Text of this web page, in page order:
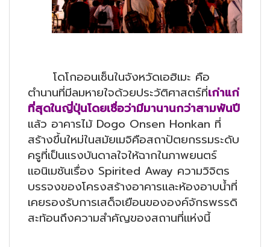
โดโกออนเซ็นในจังหวัดเอฮิเมะ คือ
ตำนานที่มีลมหายใจด้วยประวัติศาสตร์ที่เก่าแก่
ที่สุดในญี่ปุ่นโดยเชื่อว่ามีมานานกว่าสามพันปี
แล้ว อาคารไม้ Dogo Onsen Honkan ที่
สร้างขึ้นใหม่ในสมัยเมจิคือสถาปัตยกรรมระดับ
ครูที่เป็นแรงบันดาลใจให้ฉากในภาพยนตร์
แอนิเมชันเรื่อง Spirited Away ความวิจิตร
บรรจงของโครงสร้างอาคารและห้องอาบน้ำที่
เคยรองรับการเสด็จเยือนขององค์จักรพรรดิ
สะท้อนถึงความสำคัญของสถานที่แห่งนี้